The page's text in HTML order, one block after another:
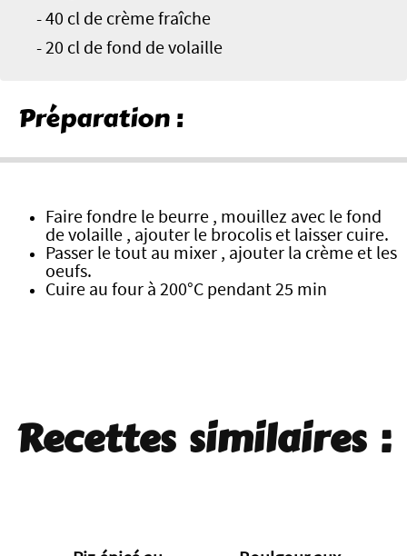
- 40 cl de crème fraîche
- 20 cl de fond de volaille
Préparation :
Faire fondre le beurre , mouillez avec le fond
de volaille , ajouter le brocolis et laisser cuire.
Passer le tout au mixer , ajouter la crème et les
oeufs.
Cuire au four à 200°C pendant 25 min
Recettes similaires :